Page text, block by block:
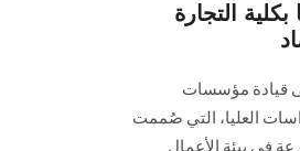
التجارة
قيادة مؤسسات
العليا، التي صُممت
في بيئة الأعمال